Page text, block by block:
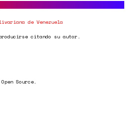
de Venezuela
citando su autor.
Source.